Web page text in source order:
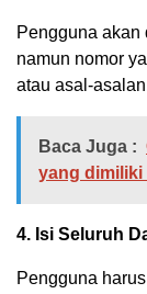
Pengguna akan
namun nomor
atau asal-
Baca Juga :
yang dimiliki
4. Isi Seluruh
Pengguna